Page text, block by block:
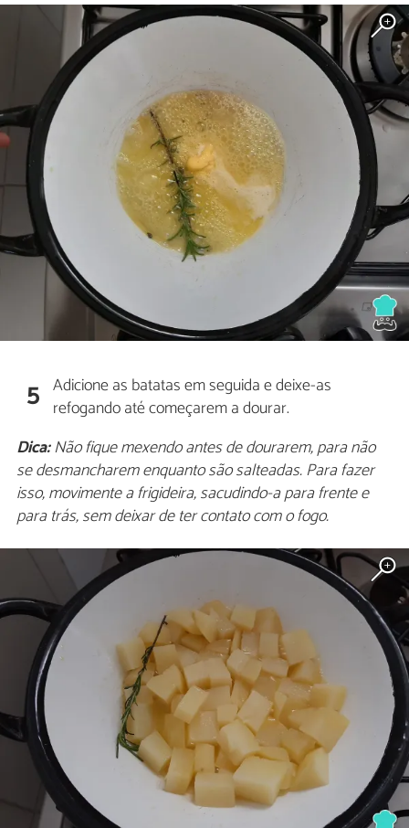
5 Adicione as batatas em seguida e deixe-as
refogando até começarem a dourar.
Dica:Não fique mexendo antes de dourarem, para não
se desmancharem enquanto são salteadas. Para fazer
isso, movimente a frigideira, sacudindo-a para frente e
para trás, sem deixar de ter contato com o fogo.